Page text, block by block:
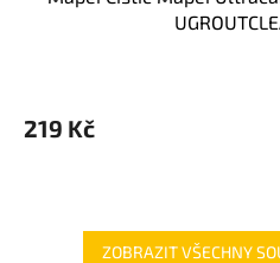
219 Kč
ZOBRAZIT VŠECHNY